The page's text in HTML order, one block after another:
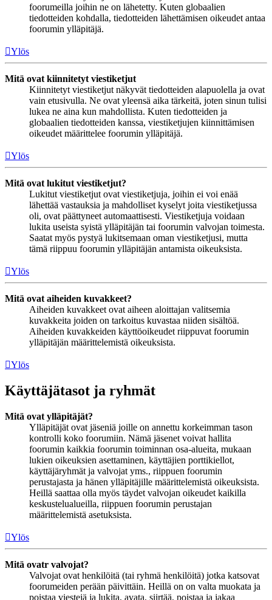
foorumeilla joihin ne on lähetetty. Kuten globaalien
tiedotteiden kohdalla, tiedotteiden lähettämisen oikeudet antaa
foorumin ylläpitäjä.
Ylös
Mitä ovat kiinnitetyt viestiketjut
Kiinnitetyt viestiketjut näkyvät tiedotteiden alapuolella ja ovat
vain etusivulla. Ne ovat yleensä aika tärkeitä, joten sinun tulisi
lukea ne aina kun mahdollista. Kuten tiedotteiden ja
globaalien tiedotteiden kanssa, viestiketjujen kiinnittämisen
oikeudet määrittelee foorumin ylläpitäjä.
Ylös
Mitä ovat lukitut viestiketjut?
Lukitut viestiketjut ovat viestiketjuja, joihin ei voi enää
lähettää vastauksia ja mahdolliset kyselyt joita viestiketjussa
oli, ovat päättyneet automaattisesti. Viestiketjuja voidaan
lukita useista syistä ylläpitäjän tai foorumin valvojan toimesta.
Saatat myös pystyä lukitsemaan oman viestiketjusi, mutta
tämä riippuu foorumin ylläpitäjän antamista oikeuksista.
Ylös
Mitä ovat aiheiden kuvakkeet?
Aiheiden kuvakkeet ovat aiheen aloittajan valitsemia
kuvakkeita joiden on tarkoitus kuvastaa niiden sisältöä.
Aiheiden kuvakkeiden käyttöoikeudet riippuvat foorumin
ylläpitäjän määrittelemistä oikeuksista.
Ylös
Käyttäjätasot ja ryhmät
Mitä ovat ylläpitäjät?
Ylläpitäjät ovat jäseniä joille on annettu korkeimman tason
kontrolli koko foorumiin. Nämä jäsenet voivat hallita
foorumin kaikkia foorumin toiminnan osa-alueita, mukaan
lukien oikeuksien asettaminen, käyttäjien porttikiellot,
käyttäjäryhmät ja valvojat yms., riippuen foorumin
perustajasta ja hänen ylläpitäjille määrittelemistä oikeuksista.
Heillä saattaa olla myös täydet valvojan oikeudet kaikilla
keskustelualueilla, riippuen foorumin perustajan
määrittelemistä asetuksista.
Ylös
Mitä ovatr valvojat?
Valvojat ovat henkilöitä (tai ryhmä henkilöitä) jotka katsovat
foorumeiden perään päivittäin. Heillä on on valta muokata ja
poistaa viestejä ja lukita, avata, siirtää, poistaa ja jakaa